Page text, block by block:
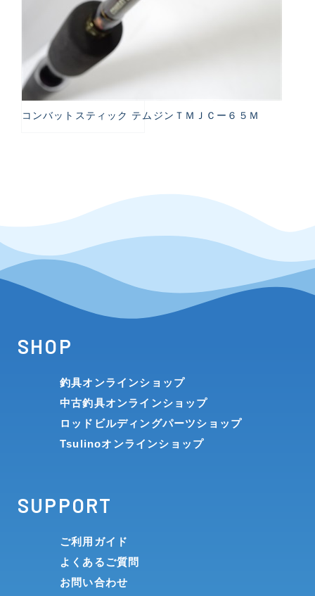
コンバットスティック テムジンＴＭＪＣー６５Ｍ
SHOP
釣具オンラインショップ
中古釣具オンラインショップ
ロッドビルディングパーツショップ
Tsulinoオンラインショップ
SUPPORT
ご利用ガイド
よくあるご質問
お問い合わせ